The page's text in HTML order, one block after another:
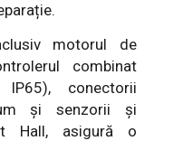
motorul de
combinat
conectorii
și senzorii și
Hall, asigură o